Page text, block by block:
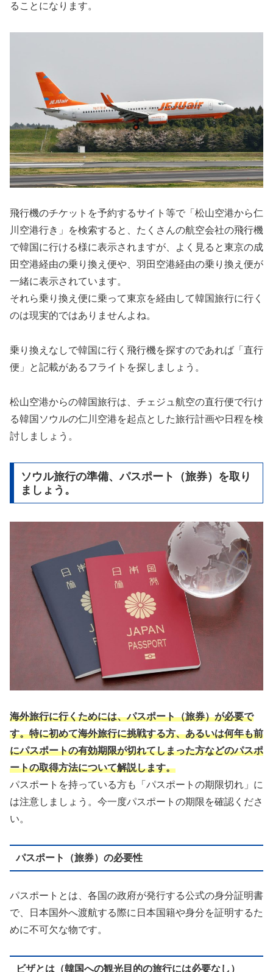
ることになります。
飛行機のチケットを予約するサイト等で「松山空港から仁
川空港行き」を検索すると、たくさんの航空会社の飛行機
で韓国に行ける様に表示されますが、よく見ると東京の成
田空港経由の乗り換え便や、羽田空港経由の乗り換え便が
一緒に表示されています。
それら乗り換え便に乗って東京を経由して韓国旅行に行く
のは現実的ではありませんよね。
乗り換えなしで韓国に行く飛行機を探すのであれば「直行
便」と記載があるフライトを探しましょう。
松山空港からの韓国旅行は、チェジュ航空の直行便で行け
る韓国ソウルの仁川空港を起点とした旅行計画や日程を検
討しましょう。
ソウル旅行の準備、パスポート（旅券）を取り
ましょう。
海外旅行に行くためには、パスポート（旅券）が必要で
す。特に初めて海外旅行に挑戦する方、あるいは何年も前
にパスポートの有効期限が切れてしまった方などのパスポ
ートの取得方法について解説します。
パスポートを持っている方も「パスポートの期限切れ」に
は注意しましょう。今一度パスポートの期限を確認くださ
い。
パスポート（旅券）の必要性
パスポートとは、各国の政府が発行する公式の身分証明書
で、日本国外へ渡航する際に日本国籍や身分を証明するた
めに不可欠な物です。
ビザとは（韓国への観光目的の旅行には必要なし）